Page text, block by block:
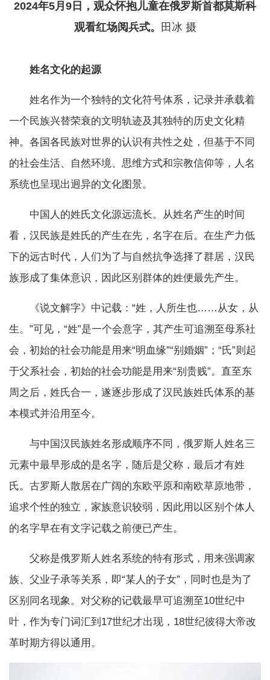
2024年5月9日，观众怀抱儿童在俄罗斯首都莫斯科
观看红场阅兵式。
田冰 摄
姓名文化的起源
姓名作为一个独特的文化符号体系，记录并承载着
一个民族兴替荣衰的文明轨迹及其独特的历史文化精
神。各国各民族对世界的认识有共性之处，但基于不同
的社会生活、自然环境、思维方式和宗教信仰等，人名
系统也呈现出迥异的文化图景。
中国人的姓氏文化源远流长。从姓名产生的时间
看，汉民族是姓氏的产生在先，名字在后。在生产力低
下的远古时代，人们为了与自然抗争选择了群居，汉民
族形成了集体意识，因此区别群体的姓便最先产生。
《说文解字》中记载：“姓，人所生也……从女，从
生。”可见，“姓”是一个会意字，其产生可追溯至母系社
会，初始的社会功能是用来“明血缘”“别婚姻”；“氏”则起
于父系社会，初始的社会功能是用来“别贵贱”。直至东
周之后，姓氏合一，遂逐步形成了汉民族姓氏体系的基
本模式并沿用至今。
与中国汉民族姓名形成顺序不同，俄罗斯人姓名三
元素中最早形成的是名字，随后是父称，最后才有姓
氏。古罗斯人散居在广阔的东欧平原和南欧草原地带，
追求个性的独立，家族意识较弱，因此用以区别个体人
的名字早在有文字记载之前便已产生。
父称是俄罗斯人姓名系统的特有形式，用来强调家
族、父业子承等关系，即“某人的子女”，同时也是为了
区别同名现象。对父称的记载最早可追溯至10世纪中
叶，作为专门词汇到17世纪才出现，18世纪彼得大帝改
革时期方得以通用。